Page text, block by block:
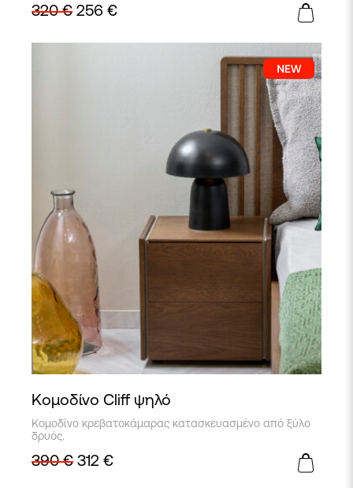
320€ 256 €
Κομοδίνο Cliff ψηλό
Κομοδίνο κρεβατοκάμαρας κατασκευασμένο από ξύλο
δρυός.
390€ 312 €